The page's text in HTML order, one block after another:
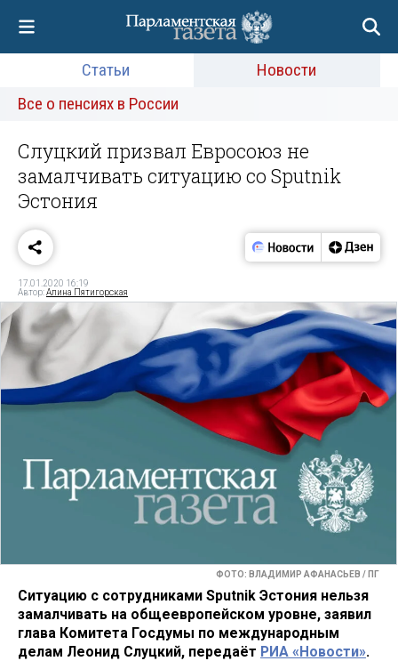
Статьи
Новости
Все о пенсиях в России
Слуцкий призвал Евросоюз не
замалчивать ситуацию со Sputnik
Эстония
17.01.2020 16:19
Автор:Алина Пятигорская
ФОТО: ВЛАДИМИР АФАНАСЬЕВ / ПГ
Ситуацию с сотрудниками Sputnik Эстония нельзя
замалчивать на общеевропейском уровне, заявил
глава Комитета Госдумы по международным
делам Леонид Слуцкий, передаёт РИА «Новости».